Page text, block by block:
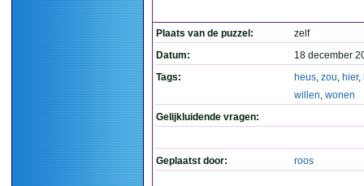
Plaats van de puzzel:
zelf
Datum:
18 december
Tags:
heus, zou, hier,
willen, wonen
Gelijkluidende vragen:
Geplaatst door: roos